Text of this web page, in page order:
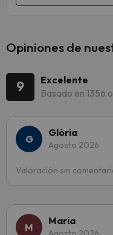
Opiniones de
9
Excelente
Basado en 1356
Glòria
Agosto 2026
Valoración sin
Maria